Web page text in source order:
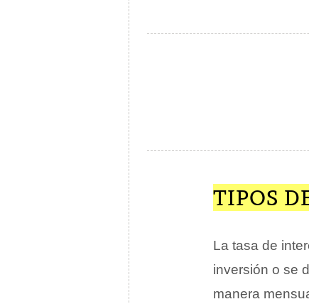
TIPOS
La tasa de
inversión o se
manera